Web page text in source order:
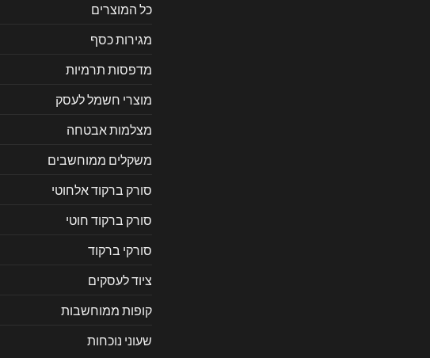
כל המוצרים
מגירות כסף
מדפסות תרמיות
מוצרי חשמל לעסק
מצלמות אבטחה
משקלים ממוחשבים
סורק ברקוד אלחוטי
סורק ברקוד חוטי
סורקי ברקוד
ציוד לעסקים
קופות ממוחשבות
שעוני נוכחות